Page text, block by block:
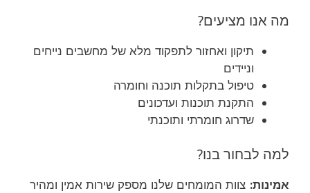
מה אנו מציעים?
תיקון ואחזור לתפקוד מלא של מחשבים נייחים
וניידים
טיפול בתקלות תוכנה וחומרה
התקנת תוכנות ועדכונים
שדרוג חומרתי ותוכנתי
למה לבחור בנו?
אמינות: צוות המומחים שלנו מספק שירות אמין ומהיר